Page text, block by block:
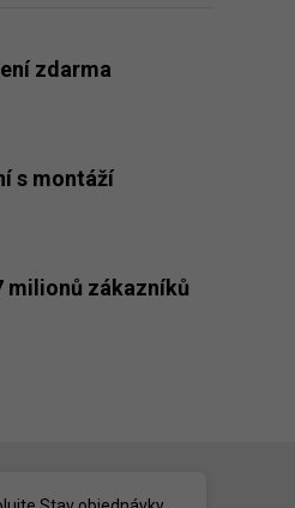
zdarma
s montáží
milionů zákazníků